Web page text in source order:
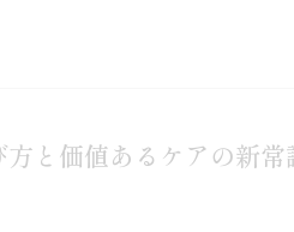
と価値あるケアの新常